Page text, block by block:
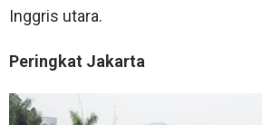
Inggris utara.
Peringkat Jakarta